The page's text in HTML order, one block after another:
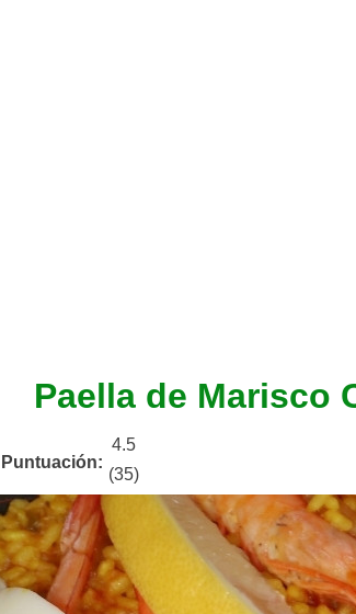
Paella de Marisco
Puntuación:
4.5
(35)